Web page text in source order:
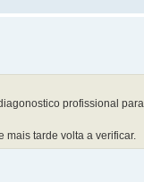
profissional
mais tarde volta a verificar.